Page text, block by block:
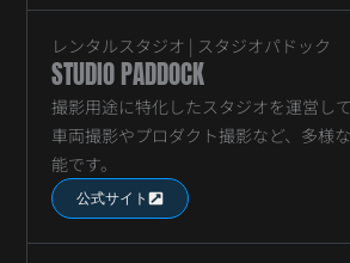
レンタルスタジオ | スタジオパドック
STUDIO PADDOCK
撮影用途に特化したスタジオを運営して
車両撮影やプロダクト撮影など、多様
能です。
公式サイト